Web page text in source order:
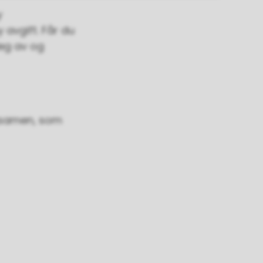
avgift. Får du
av og
som